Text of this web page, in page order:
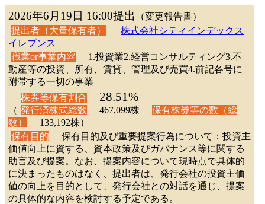
2026年6月19日 16:00提出
（変更報告書）
提出者（大量保有者）
株式会社シティインデックス
イレブンス
職業or事業内容
1.投資業2.経営コンサルティング3.不
動産等の投資、所有、賃貸、管理及び売買4.前記各号に
附帯する一切の事業
株券等保有割合
28.51%
（ 発行済株式総数 467,099株
保有株券等の数（総
数）
133,192株）
保有目的
保有目的及び重要提案行為について：投資主
価値向上に資する、資本政策及びガバナンス等に関する
助言及び提案。なお、提案内容について現時点で具体的
に決まったものはなく、提出者は、発行会社の投資主価
値の向上を目的として、発行会社との対話を通じ、提案
の具体的な内容を検討する予定である。